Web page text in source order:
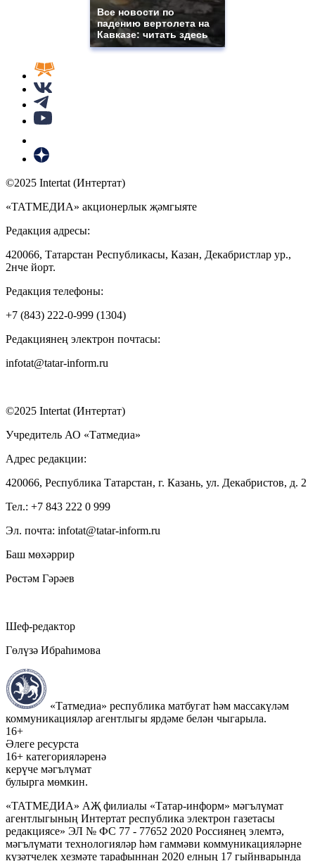
Все новости по
падению вертолета на
Кавказе: читать здесь
©2025 Intertat (Интертат)
«ТАТМЕДИА» акционерлык җәмгыяте
Редакция адресы:
420066, Татарстан Республикасы, Казан, Декабристлар ур.,
2нче йорт.
Редакция телефоны:
+7 (843) 222-0-999 (1304)
Редакциянең электрон почтасы:
infotat@tatar-inform.ru
©2025 Intertat (Интертат)
Учредитель АО «Татмедиа»
Адрес редакции:
420066, Республика Татарстан, г. Казань, ул. Декабристов, д. 2
Тел.: +7 843 222 0 999
Эл. почта: infotat@tatar-inform.ru
Баш мөхәррир
Рөстәм Гәрәев
Шеф-редактор
Гөлүзә Ибраһимова
«Татмедиа» республика матбугат һәм массакүләм
коммуникацияләр агентлыгы ярдәме белән чыгарыла.
16+
Әлеге ресурста
16+ категорияләренә
керүче мәгълүмат
булырга мөмкин.
«ТАТМЕДИА» АҖ филиалы «Татар-информ» мәгълүмат
агентлыгының Интертат республика электрон газетасы
редакциясе» ЭЛ № ФС 77 - 77652 2020 Россиянең элемтә,
мәгълүмати технологияләр һәм гаммәви коммуникацияләрне
күзәтчелек хезмәте тарафыннан 2020 елның 17 гыйнварында